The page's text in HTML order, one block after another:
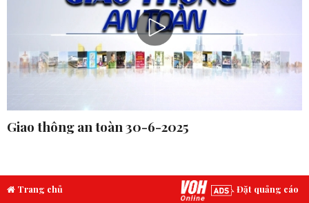
Giao thông an toàn 30-6-2025
Trang chủ Đặt quảng cáo